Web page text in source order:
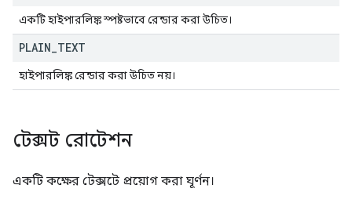
একটি হাইপারলিঙ্ক স্পষ্টভাবে রেন্ডার করা উচিত।
PLAIN TEXT
হাইপারলিঙ্ক রেন্ডার করা উচিত নয়।
টেক্সট রোটেশন
একটি কক্ষের টেক্সটে প্রয়োগ করা ঘূর্ণন।